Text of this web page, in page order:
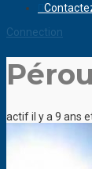
Connection
actif il y a 9 ans